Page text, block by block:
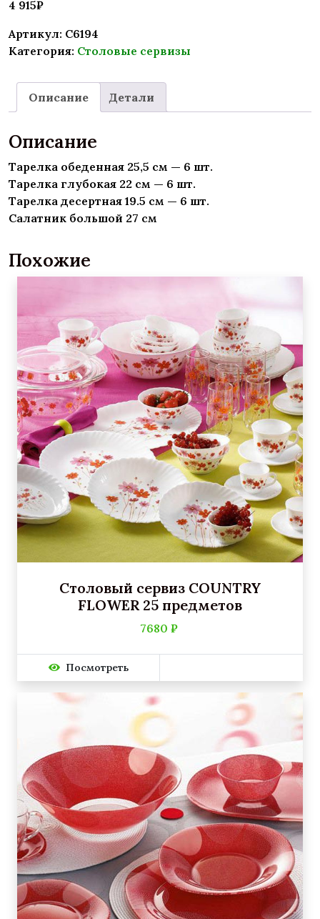
4 915₽
Артикул: C6194
Категория: Столовые сервизы
Описание Детали
Описание
Тарелка обеденная 25,5 см — 6 шт.
Тарелка глубокая 22 см — 6 шт.
Тарелка десертная 19.5 см — 6 шт.
Салатник большой 27 см
Похожие
Столовый сервиз COUNTRY
FLOWER 25 предметов
7680 ₽
Посмотреть